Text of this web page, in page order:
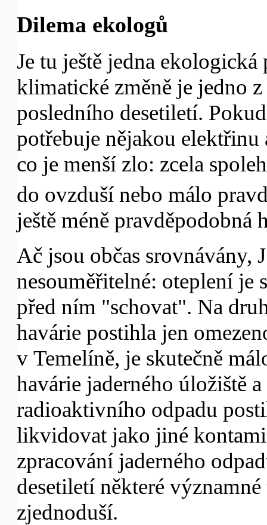
Dilema ekologů
Je tu ještě jedna
klimatické změně je jedno
posledního desetiletí.
potřebuje nějakou elektřinu
co je menší zlo: zcela
do ovzduší nebo málo
ještě méně pravděpodobná
Ač jsou občas srovnávány,
nesouměřitelné: oteplení je
před ním "schovat". Na
havárie postihla jen
v Temelíně, je skutečně
havárie jaderného úložiště
radioaktivního odpadu
likvidovat jako jiné
zpracování jaderného
desetiletí některé
zjednoduší.